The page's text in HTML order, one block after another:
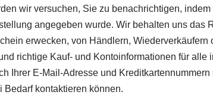
wir versuchen, Sie zu benachrichtigen,
angegeben wurde. Wir behalten uns
erwecken, von Händlern,
richtige Kauf- und Kontoinformationen für
Ihrer E-Mail-Adresse und
kontaktieren können.